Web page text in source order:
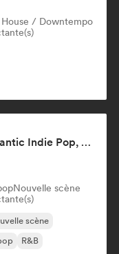
/ Downtempo
Love on Repeat 💖 Romantic Indie Pop, Neo Soul & Singer-Songwriter
Nouvelle scène
scène
R&B